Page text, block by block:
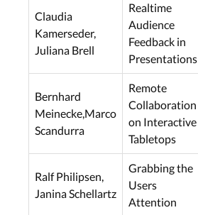
Claudia
Kamerseder,
Juliana Brell
Realtime
Audience
Feedback in
Presentations
Bernhard
Meinecke,Marco
Scandurra
Remote
Collaboration
on Interactive
Tabletops
Ralf Philipsen,
Janina Schellartz
Grabbing the
Users
Attention